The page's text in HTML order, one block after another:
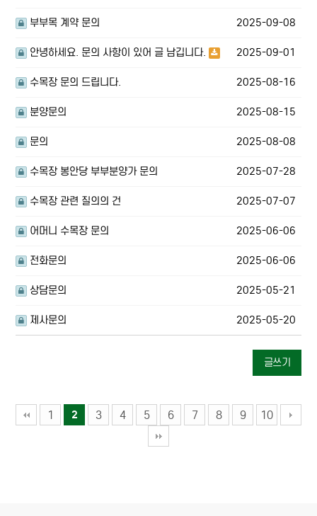
부부목 계약 문의 2025-09-08
안녕하세요. 문의 사항이 있어 글 남깁니다. 2025-09-01
수목장 문의 드립니다. 2025-08-16
분양문의 2025-08-15
문의 2025-08-08
수목장 봉안당 부부분양가 문의 2025-07-28
수목장 관련 질의의 건 2025-07-07
어머니 수목장 문의 2025-06-06
전화문의 2025-06-06
상담문의 2025-05-21
제사문의 2025-05-20
글쓰기
1 2 3 4 5 6 7 8 9 10